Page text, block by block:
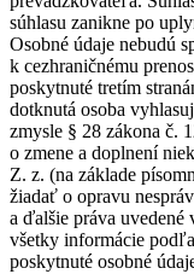
súhlasu zanikne po
Osobné údaje nebudú
k cezhraničnému
poskytnuté tretím
dotknutá osoba
zmysle § 28 zákona č.
o zmene a doplnení
Z. z. (na základe
žiadať o opravu
a ďalšie práva
všetky informácie
poskytnuté osobné